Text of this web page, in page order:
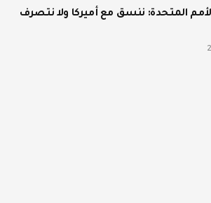
المتحدة: ننسق مع أميركا ولا نتصرف